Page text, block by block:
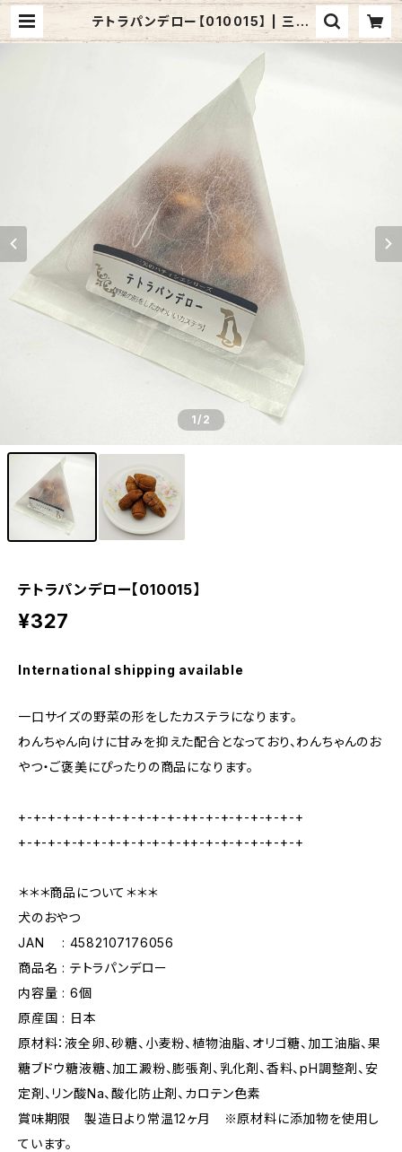
テトラパンデロー【010015】 | 三矢
コーポレーションONLINESHOP
1/2
テトラパンデロー【010015】
¥327
International shipping available
一口サイズの野菜の形をしたカステラになります。
わんちゃん向けに甘みを抑えた配合となっており、わんちゃんのお
やつ・ご褒美にぴったりの商品になります。
+-+-+-+-+-+-+-+-+-+-+-++-+-+-+-+-+-+-+
+-+-+-+-+-+-+-+-+-+-+-++-+-+-+-+-+-+-+
＊＊＊商品について＊＊＊
犬のおやつ
JAN : 4582107176056
商品名 : テトラパンデロー
内容量 : 6個
原産国 : 日本
原材料：液全卵、砂糖、小麦粉、植物油脂、オリゴ糖、加工油脂、果
糖ブドウ糖液糖、加工澱粉、膨張剤、乳化剤、香料、pH調整剤、安
定剤、リン酸Na、酸化防止剤、カロテン色素
賞味期限 製造日より常温12ヶ月 ※原材料に添加物を使用し
ています。